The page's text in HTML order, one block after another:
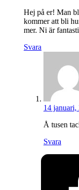
Hej på er! Man
kommer att bli
mer. Ni är
Svara
14
Å tusen
Svara